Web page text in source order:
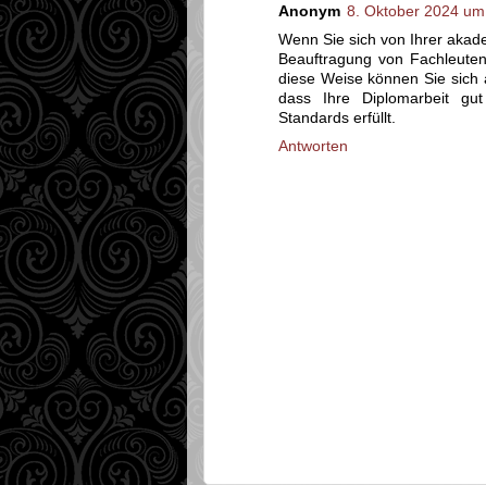
Anonym 8. Oktober 2024
Wenn Sie sich von Ihrer
Beauftragung von
diese Weise können Sie sich
dass Ihre Diplomarbeit
Standards erfüllt.
Antworten